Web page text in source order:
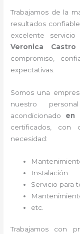
Trabajamos de la
resultados
excelente
Veronica Castro
compromiso,
expectativas.
Somos una
nuestro
acondicionado en
certificados, con
necesidad:
Instalación
Servicio para
etc.
Trabajamos con